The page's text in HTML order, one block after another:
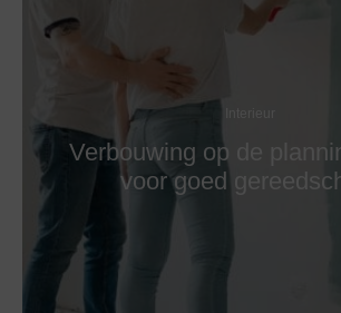
Verbouwing op de
voor goed